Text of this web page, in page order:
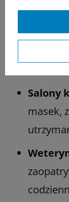
Salony
masek,